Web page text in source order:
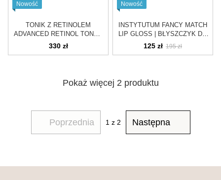
Nowość
TONIK Z RETINOLEM
ADVANCED RETINOL TONER
| 150 ml
330 zł
Nowość
INSTYTUTUM FANCY MATCH
LIP GLOSS | BŁYSZCZYK DO
UST
125 zł 195 zł
Pokaż więcej 2 produktu
Poprzednia 1z 2 Następna